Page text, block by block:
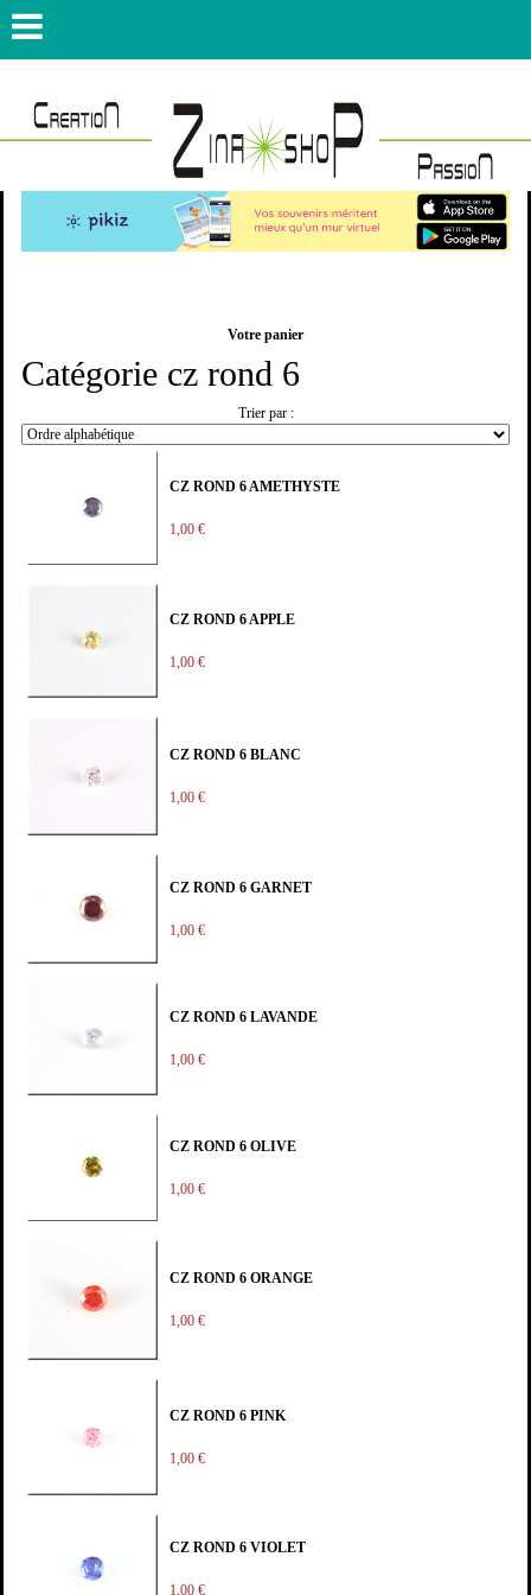
Votre panier
Catégorie cz rond 6
Trier par :
CZ ROND 6 AMETHYSTE
1,00 €
CZ ROND 6 APPLE
1,00 €
CZ ROND 6 BLANC
1,00 €
CZ ROND 6 GARNET
1,00 €
CZ ROND 6 LAVANDE
1,00 €
CZ ROND 6 OLIVE
1,00 €
CZ ROND 6 ORANGE
1,00 €
CZ ROND 6 PINK
1,00 €
CZ ROND 6 VIOLET
1,00 €